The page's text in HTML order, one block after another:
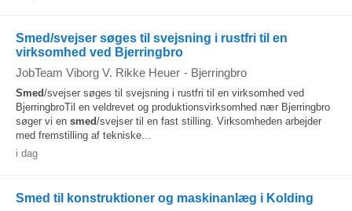
Smed/svejser søges til svejsning i rustfri til en
virksomhed ved Bjerringbro
JobTeam Viborg V. Rikke Heuer - Bjerringbro
Smed/svejser søges til svejsning i rustfri til en virksomhed ved
BjerringbroTil en veldrevet og produktionsvirksomhed nær Bjerringbro
søger vi en smed/svejser til en fast stilling. Virksomheden arbejder
med fremstilling af tekniske...
i dag
Smed til konstruktioner og maskinanlæg i Kolding